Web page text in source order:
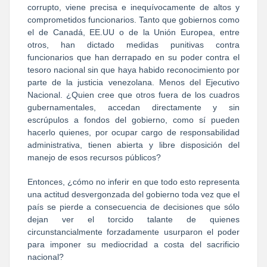
corrupto, viene precisa e inequívocamente de altos y
comprometidos funcionarios. Tanto que gobiernos como
el de Canadá, EE.UU o de la Unión Europea, entre
otros, han dictado medidas punitivas contra
funcionarios que han derrapado en su poder contra el
tesoro nacional sin que haya habido reconocimiento por
parte de la justicia venezolana. Menos del Ejecutivo
Nacional. ¿Quien cree que otros fuera de los cuadros
gubernamentales, accedan directamente y sin
escrúpulos a fondos del gobierno, como sí pueden
hacerlo quienes, por ocupar cargo de responsabilidad
administrativa, tienen abierta y libre disposición del
manejo de esos recursos públicos?
Entonces, ¿cómo no inferir en que todo esto representa
una actitud desvergonzada del gobierno toda vez que el
país se pierde a consecuencia de decisiones que sólo
dejan ver el torcido talante de quienes
circunstancialmente forzadamente usurparon el poder
para imponer su mediocridad a costa del sacrificio
nacional?